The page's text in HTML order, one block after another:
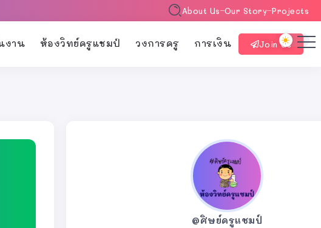
About Us Our Story Projects
งาน ห้องวิทย์ครูแชมป์ วงการครู การเงิน Join Us
@ศิษย์ครูแชมป์